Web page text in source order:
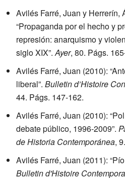
Avilés Farré, Juan y Herrerín,
“Propaganda por el hecho y
represión: anarquismo y
siglo XIX”.Ayer, 80. Págs.
Avilés Farré, Juan (2010):
liberal”. Bulletin d’Histoire
44. Págs. 147-162.
Avilés Farré, Juan (2010):
debate público, 1996-2009”.
de Historia Contemporánea,
Avilés Farré, Juan (2011):
Bulletin d'Histoire